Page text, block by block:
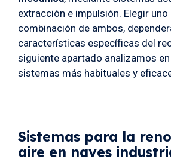
extracción e impulsión. Elegir uno
combinación de ambos,
características específicas del
siguiente apartado analizamos
sistemas más habituales y
Sistemas para la
aire en naves